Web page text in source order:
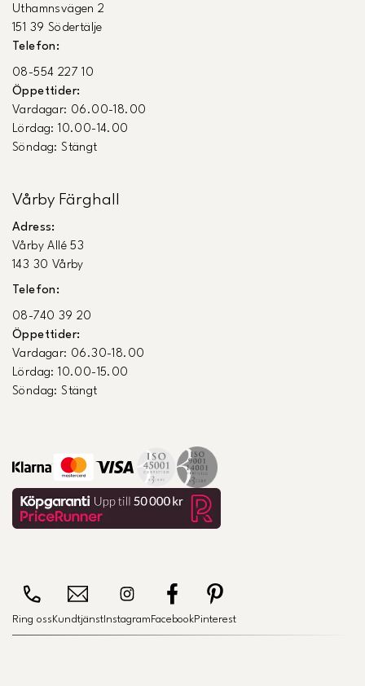
Uthamnsvägen 2
151 39 Södertälje
Telefon:
08-554 227 10
Öppettider:
Vardagar: 06.00-18.00
Lördag: 10.00-14.00
Söndag: Stängt
Vårby Färghall
Adress:
Vårby Allé 53
143 30 Vårby
Telefon:
08-740 39 20
Öppettider:
Vardagar: 06.30-18.00
Lördag: 10.00-15.00
Söndag: Stängt
Ring oss Kundtjänst Instagram FacebookPinterest